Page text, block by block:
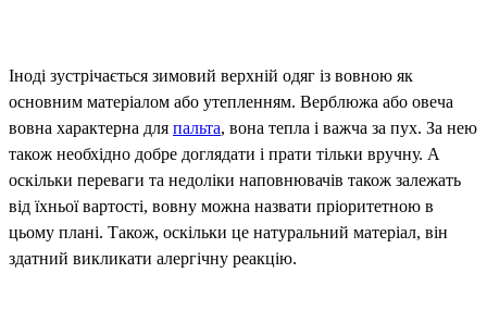
Іноді зустрічається зимовий верхній одяг із вовною як
основним матеріалом або утепленням. Верблюжа або овеча
вовна характерна для пальта, вона тепла і важча за пух. За нею
також необхідно добре доглядати і прати тільки вручну. А
оскільки переваги та недоліки наповнювачів також залежать
від їхньої вартості, вовну можна назвати пріоритетною в
цьому плані. Також, оскільки це натуральний матеріал, він
здатний викликати алергічну реакцію.